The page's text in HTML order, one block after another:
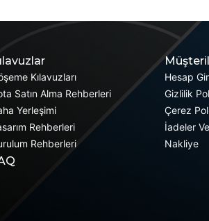
Kılavuzları
Satın Alma Rehberleri
Yerleşimi
Rehberleri
Rehberleri
Hesap
Gizlilik
Çerez
İadeler
Nakliye